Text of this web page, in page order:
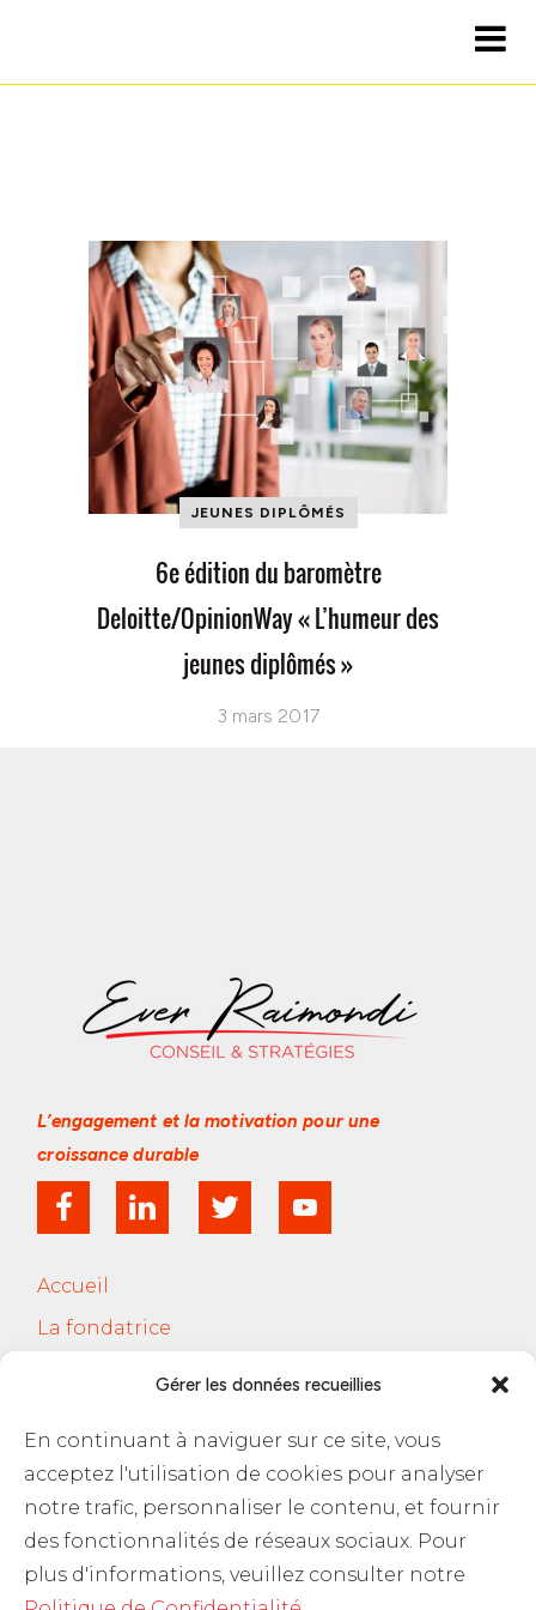
Gérer les données recueillies
En continuant à naviguer sur ce site, vous
acceptez l'utilisation de cookies pour analyser
notre trafic, personnaliser le contenu, et fournir
des fonctionnalités de réseaux sociaux. Pour
plus d'informations, veuillez consulter notre
JEUNES DIPLÔMÉS
6e édition du baromètre
Deloitte/OpinionWay « L’humeur des
jeunes diplômés »
3 mars 2017
L’engagement et la motivationpour une
croissance durable
Accueil
La fondatrice
Blog Les RH
Contact
Politique de confidentialité